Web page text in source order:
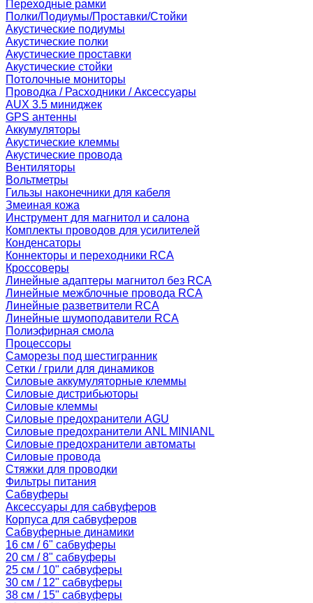
Переходные рамки
Полки/Подиумы/Проставки/Стойки
Акустические подиумы
Акустические полки
Акустические проставки
Акустические стойки
Потолочные мониторы
Проводка / Расходники / Аксессуары
AUX 3.5 миниджек
GPS антенны
Аккумуляторы
Акустические клеммы
Акустические провода
Вентиляторы
Вольтметры
Гильзы наконечники для кабеля
Змеиная кожа
Инструмент для магнитол и салона
Комплекты проводов для усилителей
Конденсаторы
Коннекторы и переходники RCA
Кроссоверы
Линейные адаптеры магнитол без RCA
Линейные межблочные провода RCA
Линейные разветвители RCA
Линейные шумоподавители RCA
Полиэфирная смола
Процессоры
Саморезы под шестигранник
Сетки / грили для динамиков
Силовые аккумуляторные клеммы
Силовые дистрибьюторы
Силовые клеммы
Силовые предохранители AGU
Силовые предохранители ANL MINIANL
Силовые предохранители автоматы
Силовые провода
Стяжки для проводки
Фильтры питания
Сабвуферы
Аксессуары для сабвуферов
Корпуса для сабвуферов
Сабвуферные динамики
16 см / 6" сабвуферы
20 см / 8" сабвуферы
25 см / 10" сабвуферы
30 см / 12" сабвуферы
38 см / 15" сабвуферы